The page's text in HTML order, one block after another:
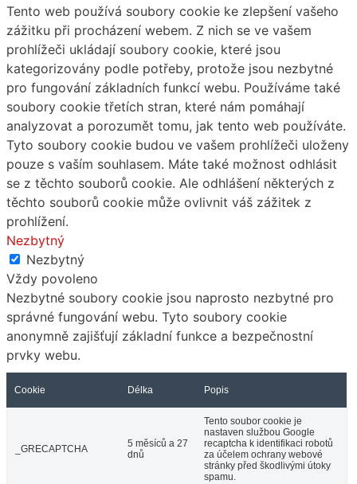
Tento web používá soubory cookie ke zlepšení vašeho
zážitku při procházení webem. Z nich se ve vašem
prohlížeči ukládají soubory cookie, které jsou
kategorizovány podle potřeby, protože jsou nezbytné
pro fungování základních funkcí webu. Používáme také
soubory cookie třetích stran, které nám pomáhají
analyzovat a porozumět tomu, jak tento web používáte.
Tyto soubory cookie budou ve vašem prohlížeči uloženy
pouze s vaším souhlasem. Máte také možnost odhlásit
se z těchto souborů cookie. Ale odhlášení některých z
těchto souborů cookie může ovlivnit váš zážitek z
prohlížení.
Nezbytný
Nezbytný
Vždy povoleno
Nezbytné soubory cookie jsou naprosto nezbytné pro
správné fungování webu. Tyto soubory cookie
anonymně zajišťují základní funkce a bezpečnostní
prvky webu.
Cookie Délka Popis
_GRECAPTCHA
5 měsíců a 27
dnů
Tento soubor cookie je
nastaven službou Google
recaptcha k identifikaci robotů
za účelem ochrany webové
stránky před škodlivými útoky
spamu.